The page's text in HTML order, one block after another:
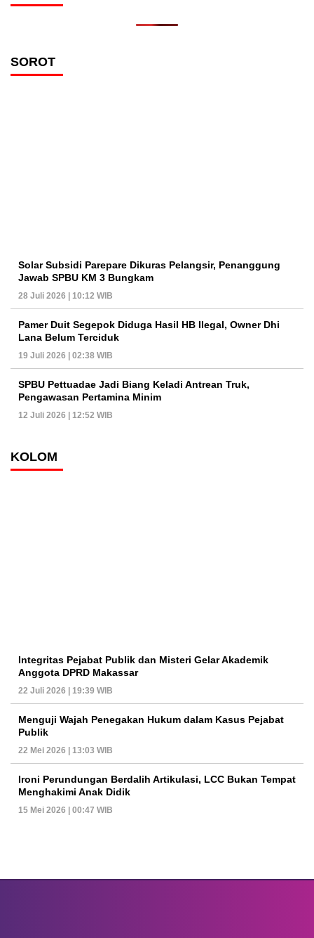
SOROT
Solar Subsidi Parepare Dikuras Pelangsir, Penanggung
Jawab SPBU KM 3 Bungkam
28 Juli 2026 | 10:12 WIB
Pamer Duit Segepok Diduga Hasil HB Ilegal, Owner Dhi
Lana Belum Terciduk
19 Juli 2026 | 02:38 WIB
SPBU Pettuadae Jadi Biang Keladi Antrean Truk,
Pengawasan Pertamina Minim
12 Juli 2026 | 12:52 WIB
KOLOM
Integritas Pejabat Publik dan Misteri Gelar Akademik
Anggota DPRD Makassar
22 Juli 2026 | 19:39 WIB
Menguji Wajah Penegakan Hukum dalam Kasus Pejabat
Publik
22 Mei 2026 | 13:03 WIB
Ironi Perundungan Berdalih Artikulasi, LCC Bukan Tempat
Menghakimi Anak Didik
15 Mei 2026 | 00:47 WIB